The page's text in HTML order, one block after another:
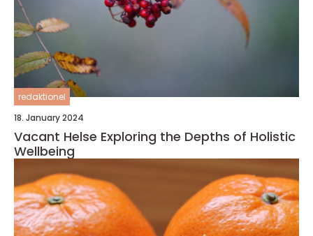
redaktionel
18. January 2024
Vacant Helse Exploring the Depths of Holistic
Wellbeing